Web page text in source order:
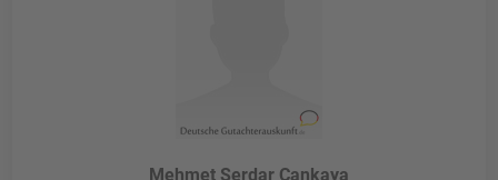
Mehmet Serdar Cankaya